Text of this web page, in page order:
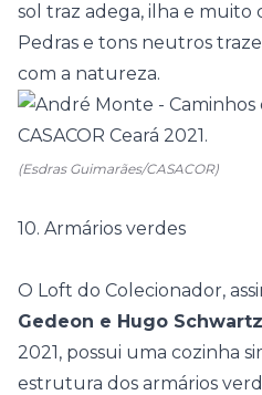
sol traz adega, ilha e
Pedras e tons neutros
com a natureza.
(Esdras Guimarães/CASACOR)
10. Armários verdes
O Loft do Colecionador,
Gedeon e Hugo Schwartz
2021, possui uma cozinha
estrutura dos armários